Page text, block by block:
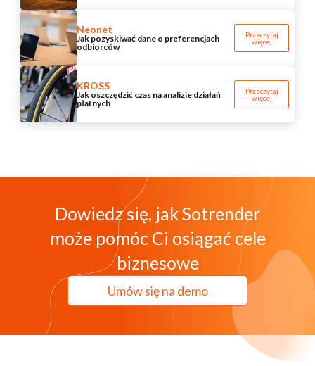
Neonet
Jak pozyskiwać dane o preferencjach
odbiorców
Przeczytaj
więcej
KROSS
Jak oszczędzić czas na analizie działań
płatnych
Przeczytaj
więcej
Dowiedz się, jak Sotrender
może pomóc Ci osiągać cele
biznesowe
Umów się na demo